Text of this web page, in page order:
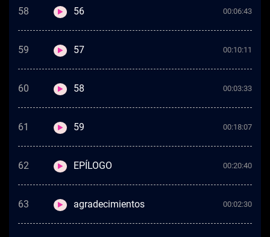
58 56 00:06:43
59 57 00:10:11
60 58 00:03:33
61 59 00:18:07
62 EPÍLOGO 00:20:40
63 agradecimientos 00:02:30